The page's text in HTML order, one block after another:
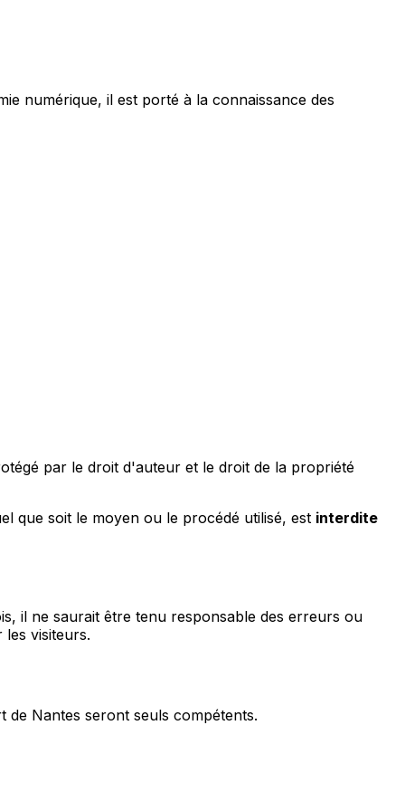
numérique, il est porté à la connaissance des
par le droit d'auteur et le droit de la propriété
que soit le moyen ou le procédé utilisé, est interdite
il ne saurait être tenu responsable des erreurs ou
visiteurs.
de Nantes seront seuls compétents.